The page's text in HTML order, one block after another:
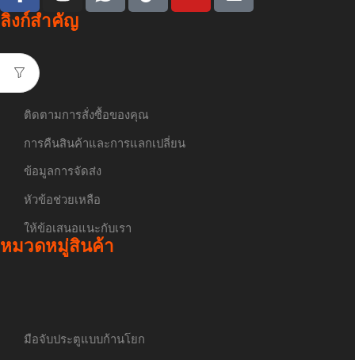
ลิงก์สำคัญ
ติดตามการสั่งซื้อของคุณ
การคืนสินค้าและการแลกเปลี่ยน
ข้อมูลการจัดส่ง
หัวข้อช่วยเหลือ
ให้ข้อเสนอแนะกับเรา
หมวดหมู่สินค้า
มือจับประตูแบบก้านโยก